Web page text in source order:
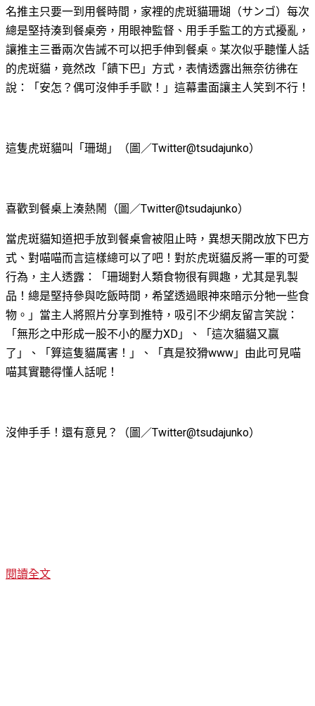
名推主只要一到用餐時間，家裡的虎斑貓珊瑚（サンゴ）每次
總是堅持湊到餐桌旁，用眼神監督、用手手監工的方式擾亂，
讓推主三番兩次告誡不可以把手伸到餐桌。某次似乎聽懂人話
的虎斑貓，竟然改「饋下巴」方式，表情透露出無奈彷彿在
說：「安怎？偶可沒伸手手歐！」這幕畫面讓主人笑到不行！
這隻虎斑貓叫「珊瑚」（圖／Twitter@tsudajunko）
喜歡到餐桌上湊熱鬧（圖／Twitter@tsudajunko）
當虎斑貓知道把手放到餐桌會被阻止時，異想天開改放下巴方
式、對喵喵而言這樣總可以了吧！對於虎斑貓反將一軍的可愛
行為，主人透露：「珊瑚對人類食物很有興趣，尤其是乳製
品！總是堅持參與吃飯時間，希望透過眼神來暗示分牠一些食
物。」當主人將照片分享到推特，吸引不少網友留言笑說：
「無形之中形成一股不小的壓力XD」、「這次貓貓又贏
了」、「算這隻貓厲害！」、「真是狡猾www」由此可見喵
喵其實聽得懂人話呢！
沒伸手手！還有意見？（圖／Twitter@tsudajunko）
閱讀全文